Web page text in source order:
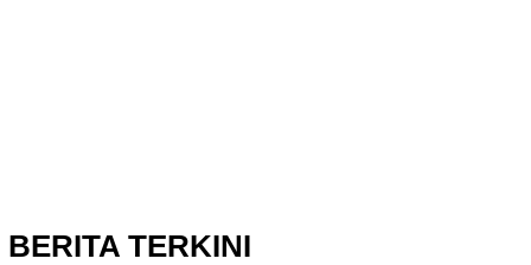
BERITA TERKINI